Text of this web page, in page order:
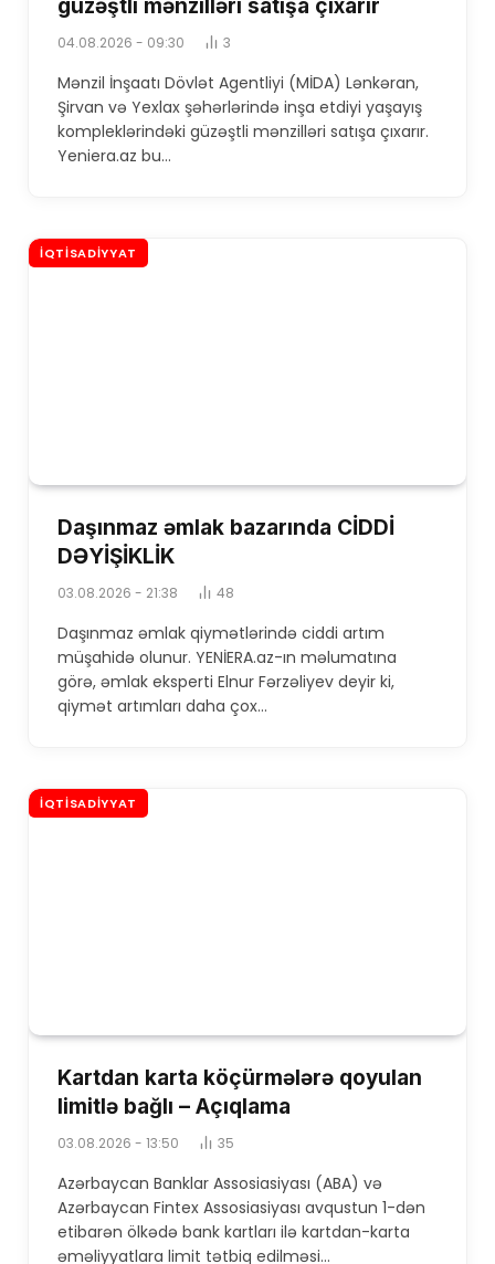
güzəştli mənzilləri satışa çıxarır
04.08.2026 - 09:30 3
​Mənzil İnşaatı Dövlət Agentliyi (MİDA) Lənkəran,
Şirvan və Yexlax şəhərlərində inşa etdiyi yaşayış
kompleklərindəki güzəştli mənzilləri satışa çıxarır.
Yeniera.az bu…
İQTISADIYYAT
Daşınmaz əmlak bazarında CİDDİ
DƏYİŞİKLİK
03.08.2026 - 21:38 48
Daşınmaz əmlak qiymətlərində ciddi artım
müşahidə olunur. YENİERA.az-ın məlumatına
görə, əmlak eksperti Elnur Fərzəliyev deyir ki,
qiymət artımları daha çox…
İQTISADIYYAT
Kartdan karta köçürmələrə qoyulan
limitlə bağlı – Açıqlama
03.08.2026 - 13:50 35
Azərbaycan Banklar Assosiasiyası (ABA) və
Azərbaycan Fintex Assosiasiyası avqustun 1-dən
etibarən ölkədə bank kartları ilə kartdan-karta
əməliyyatlara limit tətbiq edilməsi…